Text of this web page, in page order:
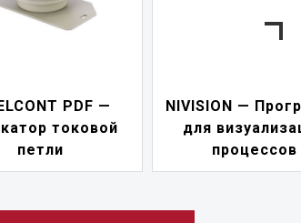
NIVISION — Программа
для визуализации
процессов